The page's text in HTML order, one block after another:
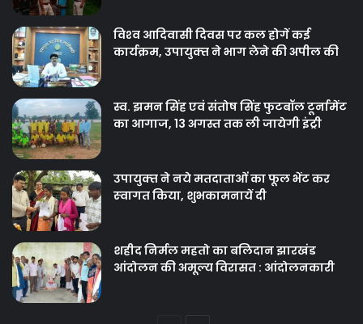
विश्‍व आदिवासी दिवस पर कल होगें कई
कार्यक्रम, उपायुक्‍त ने भाग लेने की अपील की
स्व. झमन सिंह एवं संतोष सिंह फुटबॉल टूर्नामेंट
का आगाज, 13 अगस्त तक ली जायेगी इंट्री
उपायुक्‍त ने नये मतदाताओंं का फूल भेंट कर
स्‍वागत किया, शुभकामनायें दी
शहीद निर्मल महतो का बलिदान झारखंड
आंदोलन की अमूल्य विरासत : आंदोलनकारी